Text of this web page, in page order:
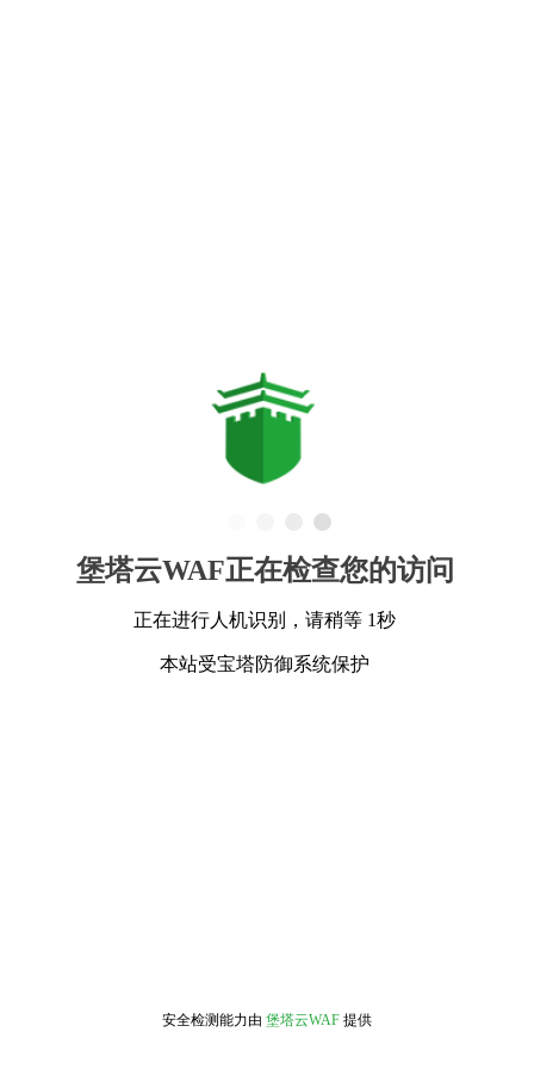
堡塔云WAF正在检查您的访问
正在进行人机识别，请稍等 1秒
本站受宝塔防御系统保护
安全检测能力由 堡塔云WAF 提供